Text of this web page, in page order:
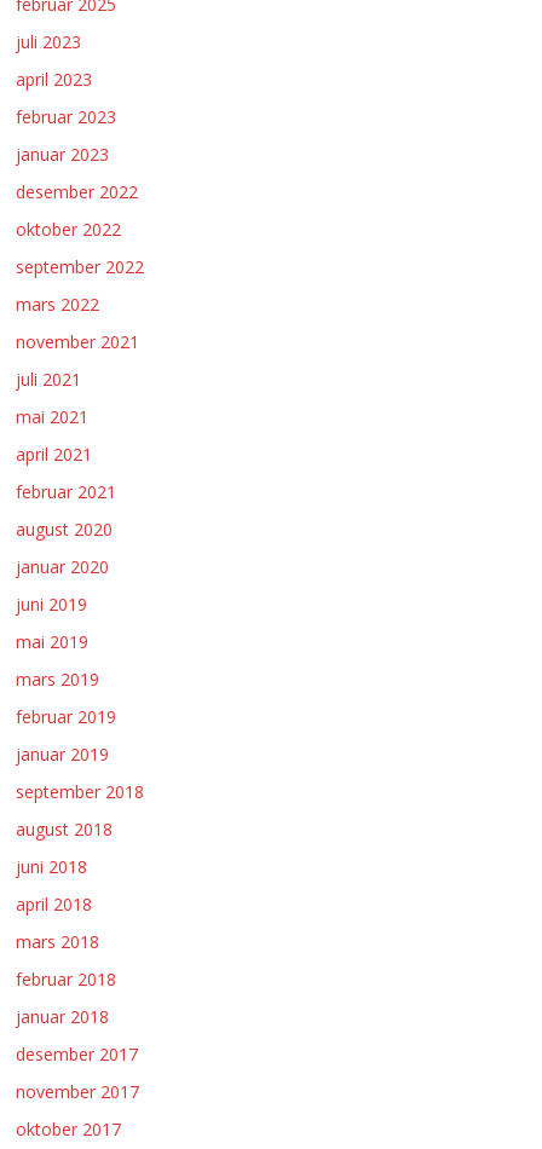
februar 2025
juli 2023
april 2023
februar 2023
januar 2023
desember 2022
oktober 2022
september 2022
mars 2022
november 2021
juli 2021
mai 2021
april 2021
februar 2021
august 2020
januar 2020
juni 2019
mai 2019
mars 2019
februar 2019
januar 2019
september 2018
august 2018
juni 2018
april 2018
mars 2018
februar 2018
januar 2018
desember 2017
november 2017
oktober 2017